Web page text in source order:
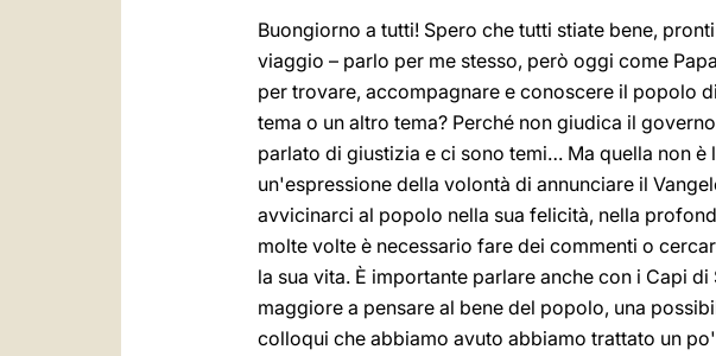
Buongiorno a tutti! Spero che tutti stiate bene,
viaggio – parlo per me stesso, però oggi come
per trovare, accompagnare e conoscere il popolo
tema o un altro tema? Perché non giudica il
parlato di giustizia e ci sono temi… Ma quella non
un'espressione della volontà di annunciare il
avvicinarci al popolo nella sua felicità, nella
molte volte è necessario fare dei commenti o
la sua vita. È importante parlare anche con i Capi
maggiore a pensare al bene del popolo, una
colloqui che abbiamo avuto abbiamo trattato un